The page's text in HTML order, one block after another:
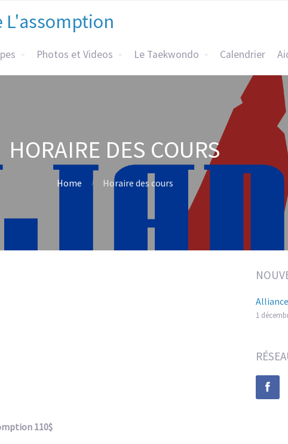
L'assomption
Photos et Videos Le Taekwondo Calendrier
HORAIRE DES COURS
Home Horaire des cours
110$
1